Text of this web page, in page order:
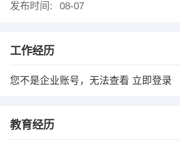
发布时间:
08-07
工作经历
您不是企业账号，无法查看 立即登录
教育经历